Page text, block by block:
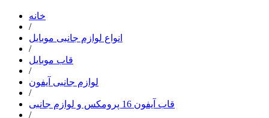
خانه
/
انواع لوازم جانبی موبایل
/
قاب موبایل
/
لوازم جانبی آیفون
/
قاب آیفون 16 پرومکس و لوازم جانبی
/